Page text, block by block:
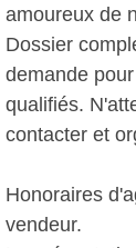
amoureux de
Dossier
demande
qualifiés.
contacter et
Honoraires
vendeur.